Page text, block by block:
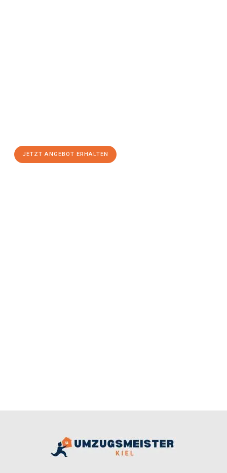
JETZT ANGEBOT ERHALTEN